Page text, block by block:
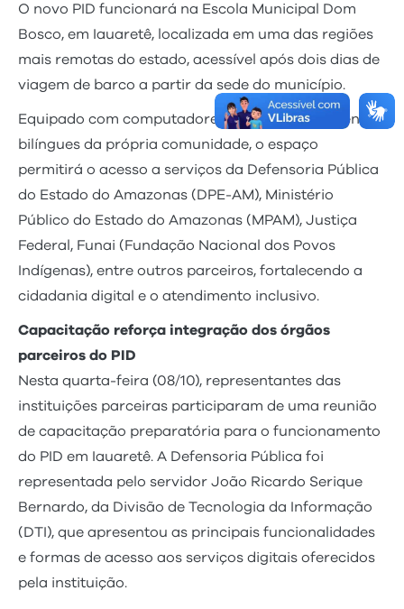
O novo PID funcionará na Escola Municipal Dom
Bosco, em Iauaretê, localizada em uma das regiões
mais remotas do estado, acessível após dois dias de
viagem de barco a partir da sede do município.
Equipado com computadores, internet e atendentes
bilíngues da própria comunidade, o espaço
permitirá o acesso a serviços da Defensoria Pública
do Estado do Amazonas (DPE-AM), Ministério
Público do Estado do Amazonas (MPAM), Justiça
Federal, Funai (Fundação Nacional dos Povos
Indígenas), entre outros parceiros, fortalecendo a
cidadania digital e o atendimento inclusivo.
Capacitação reforça integração dos órgãos
parceiros do PID
Nesta quarta-feira (08/10), representantes das
instituições parceiras participaram de uma reunião
de capacitação preparatória para o funcionamento
do PID em Iauaretê. A Defensoria Pública foi
representada pelo servidor João Ricardo Serique
Bernardo, da Divisão de Tecnologia da Informação
(DTI), que apresentou as principais funcionalidades
e formas de acesso aos serviços digitais oferecidos
pela instituição.